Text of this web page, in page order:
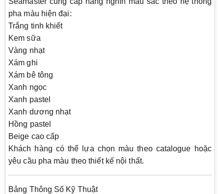
pha màu hiện đại:
Trắng tinh khiết
Kem sữa
Vàng nhạt
Xám ghi
Xám bê tông
Xanh ngọc
Xanh pastel
Xanh dương nhạt
Hồng pastel
Beige cao cấp
Khách hàng có thể lựa chọn màu theo catalogue hoặc
yêu cầu pha màu theo thiết kế nội thất.
Bảng Thông Số Kỹ Thuật